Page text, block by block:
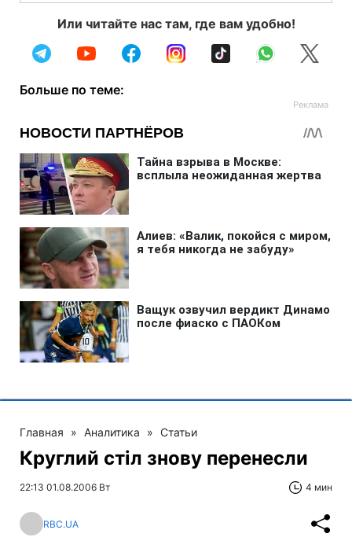
Или читайте нас там, где вам удобно!
Больше по теме:
Главная » Аналитика » Статьи
Круглий стіл знову перенесли
22:13 01.08.2006 Вт 4 мин
RBC.UA